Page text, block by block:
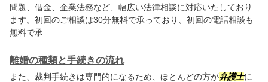
問題、借金、企業法務など、幅広い法律相談に対応いたしており
ます。初回のご相談は30分無料で承っており、初回の電話相談も
無料で承...
離婚の種類と手続きの流れ
また、裁判手続きは専門的になるため、ほとんどの方が弁護士に